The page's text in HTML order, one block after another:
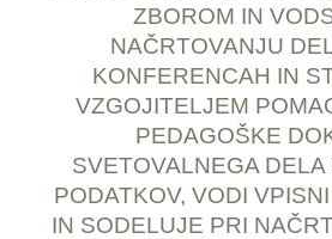
ZBOROM IN
NAČRTOVANJU
KONFERENCAH IN
VZGOJITELJEM
PEDAGOŠKE
SVETOVALNEGA
PODATKOV, VODI
IN SODELUJE PRI